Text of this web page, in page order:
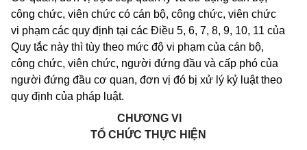
công chức, viên chức có cán bộ, công chức, viên chức
vi phạm các quy định tại các Điều 5, 6, 7, 8, 9, 10, 11 của
Quy tắc này thì tùy theo mức độ vi phạm của cán bộ,
công chức, viên chức, người đứng đầu và cấp phó của
người đứng đầu cơ quan, đơn vị đó bị xử lý kỷ luật theo
quy định của pháp luật.
CHƯƠNG VI
TỔ CHỨC THỰC HIỆN